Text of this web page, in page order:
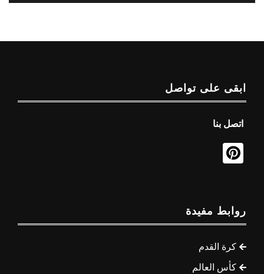
ابقى على تواصل
اتصل بنا
روابط مفيدة
كرة القدم
كأس العالم